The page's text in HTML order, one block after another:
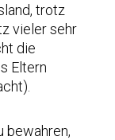
trotz
vieler sehr
die
Eltern
bewahren,